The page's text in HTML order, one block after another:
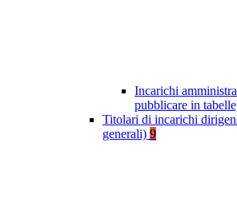
Incarichi
pubblicare in
Titolari di incarichi
generali) 9